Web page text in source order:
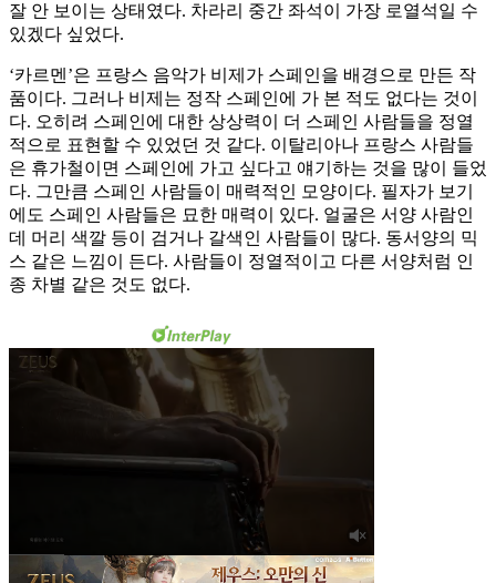
잘 안 보이는 상태였다. 차라리 중간 좌석이 가장 로열석일 수
있겠다 싶었다.
‘카르멘’은 프랑스 음악가 비제가 스페인을 배경으로 만든 작
품이다. 그러나 비제는 정작 스페인에 가 본 적도 없다는 것이
다. 오히려 스페인에 대한 상상력이 더 스페인 사람들을 정열
적으로 표현할 수 있었던 것 같다. 이탈리아나 프랑스 사람들
은 휴가철이면 스페인에 가고 싶다고 얘기하는 것을 많이 들었
다. 그만큼 스페인 사람들이 매력적인 모양이다. 필자가 보기
에도 스페인 사람들은 묘한 매력이 있다. 얼굴은 서양 사람인
데 머리 색깔 등이 검거나 갈색인 사람들이 많다. 동서양의 믹
스 같은 느낌이 든다. 사람들이 정열적이고 다른 서양처럼 인
종 차별 같은 것도 없다.